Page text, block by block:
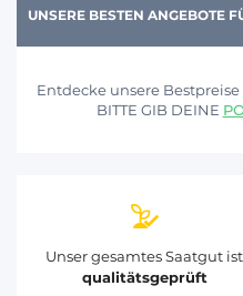
UNSERE BESTEN ANGEBOTE
Entdecke unsere
BITTE GIB DEINE
Unser gesamtes Saatgut ist
qualitätsgeprüft